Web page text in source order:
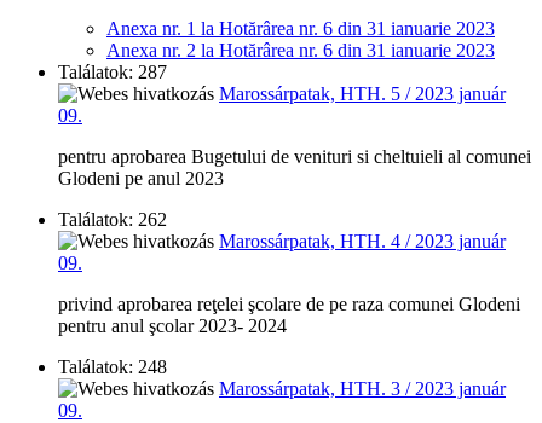
Anexa nr. 1 la Hotărârea nr. 6 din 31 ianuarie 2023
Anexa nr. 2 la Hotărârea nr. 6 din 31 ianuarie 2023
Találatok: 287
Marossárpatak, HTH. 5 / 2023 január
09.
pentru aprobarea Bugetului de venituri si cheltuieli al comunei
Glodeni pe anul 2023
Találatok: 262
Marossárpatak, HTH. 4 / 2023 január
09.
privind aprobarea reţelei şcolare de pe raza comunei Glodeni
pentru anul şcolar 2023- 2024
Találatok: 248
Marossárpatak, HTH. 3 / 2023 január
09.